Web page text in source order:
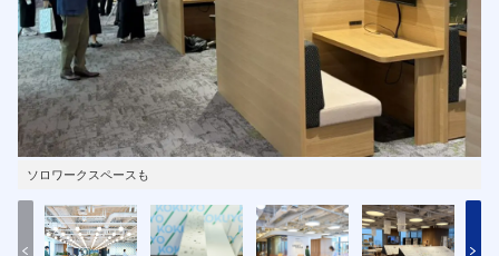
ソロワークスペースも